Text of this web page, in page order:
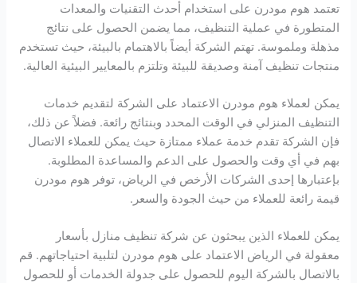
تعتمد هوم مودرن على استخدام أحدث التقنيات والمعدات
المتطورة في عملية التنظيف، مما يضمن الحصول على نتائج
مذهلة وملموسة. تهتم الشركة أيضاً بالاهتمام بالبيئة، حيث تستخدم
منتجات تنظيف آمنة وصديقة للبيئة وتلتزم بالمعايير البيئية العالية.
يمكن لعملاء هوم مودرن الاعتماد على الشركة لتقديم خدمات
التنظيف المنزلي في الوقت المحدد وبنتائج رائعة. فضلاً عن ذلك،
فإن الشركة تقدم خدمة عملاء ممتازة حيث يمكن للعملاء الاتصال
بهم في أي وقت والحصول على الدعم والمساعدة المطلوبة.
بإعتبارها إحدى الشركات الأرخص في الرياض، توفر هوم مودرن
قيمة رائعة للعملاء من حيث الجودة والسعر.
يمكن للعملاء الذين يبحثون عن شركة تنظيف منازل بأسعار
معقولة في الرياض الاعتماد على هوم مودرن لتلبية احتياجاتهم. قم
بالاتصال بالشركة اليوم للحصول على جدولة الخدمات أو للحصول